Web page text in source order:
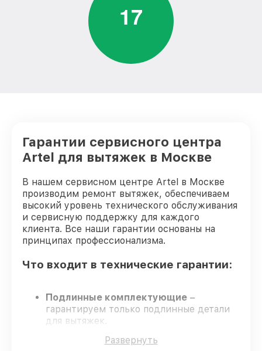
17
Гарантии сервисного центра
Artel для вытяжек в Москве
В нашем сервисном центре Artel в Москве
производим ремонт вытяжек, обеспечиваем
высокий уровень технического обслуживания
и сервисную поддержку для каждого
клиента. Все наши гарантии основаны на
принципах профессионализма.
Что входит в технические гарантии:
Подлинные комплектующие –
гарантируем только подлинные детали
для вытяжек.
проверенные специалисты с опытом и
Развернуть